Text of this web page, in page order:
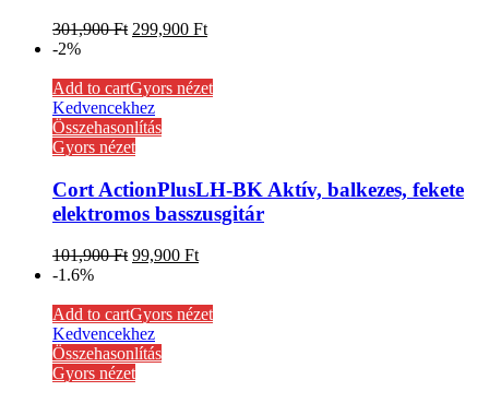
301,900Ft 299,900 Ft
-2%
Add to cartGyors nézet
Kedvencekhez
Összehasonlítás
Gyors nézet
Cort ActionPlusLH-BK Aktív, balkezes, fekete
elektromos basszusgitár
101,900Ft 99,900 Ft
-1.6%
Add to cartGyors nézet
Kedvencekhez
Összehasonlítás
Gyors nézet